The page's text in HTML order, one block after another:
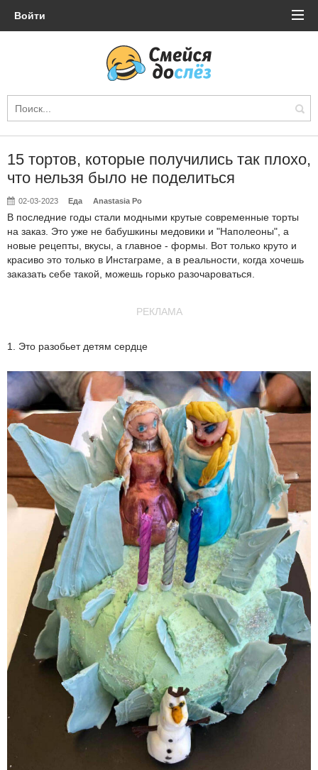
Войти
15 тортов, которые получились так плохо,
что нельзя было не поделиться
02-03-2023 Еда Anastasia Po
В последние годы стали модными крутые современные торты
на заказ. Это уже не бабушкины медовики и "Наполеоны", а
новые рецепты, вкусы, а главное - формы. Вот только круто и
красиво это только в Инстаграме, а в реальности, когда хочешь
заказать себе такой, можешь горько разочароваться.
РЕКЛАМА
1. Это разобьет детям сердце